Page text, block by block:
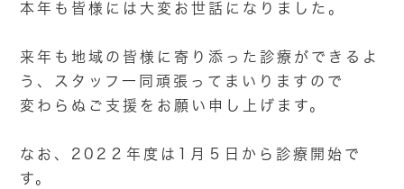
本年も皆様には大変お世話になりました。
来年も地域の皆様に寄り添った診療ができるよ
う、スタッフ一同頑張ってまいりますので
変わらぬご支援をお願い申し上げます。
なお、202２年度は1月５日から診療開始で
す。